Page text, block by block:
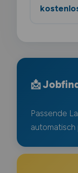
📩
Passende
automatisch